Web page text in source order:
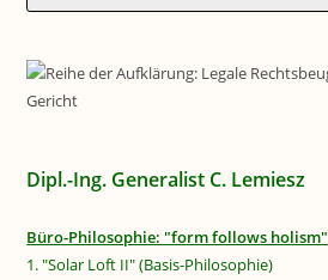
Dipl.-Ing. Generalist C. Lemiesz
Büro-Philosophie: "form follows holism"
1. "Solar Loft II" (Basis-Philosophie)